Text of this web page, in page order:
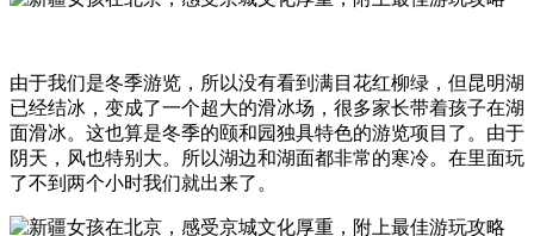
由于我们是冬季游览，所以没有看到满目花红柳绿，但昆明湖
已经结冰，变成了一个超大的滑冰场，很多家长带着孩子在湖
面滑冰。这也算是冬季的颐和园独具特色的游览项目了。由于
阴天，风也特别大。所以湖边和湖面都非常的寒冷。在里面玩
了不到两个小时我们就出来了。